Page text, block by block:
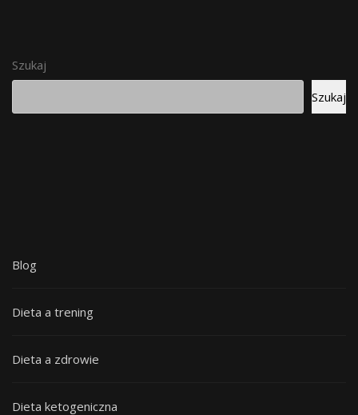
Szukaj
Szukaj
Blog
Dieta a trening
Dieta a zdrowie
Dieta ketogeniczna